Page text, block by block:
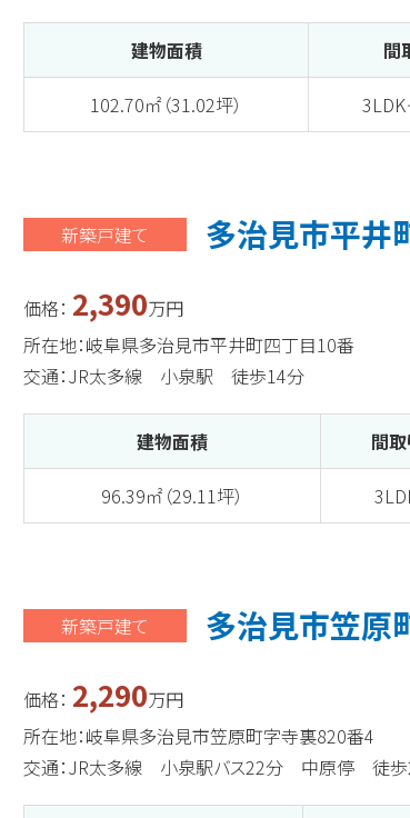
建物面積 間
102.70㎡（31.02坪）
新築戸建て 多治見市平
価格： 2,390万円
所在地：岐阜県多治見市平井町四丁目10番
交通：JR太多線 小泉駅 徒歩14分
建物面積 間取
96.39㎡（29.11坪）
新築戸建て 多治見市笠
価格： 2,290万円
所在地：岐阜県多治見市笠原町字寺裏820番4
交通：JR太多線 小泉駅バス22分 中原停 徒